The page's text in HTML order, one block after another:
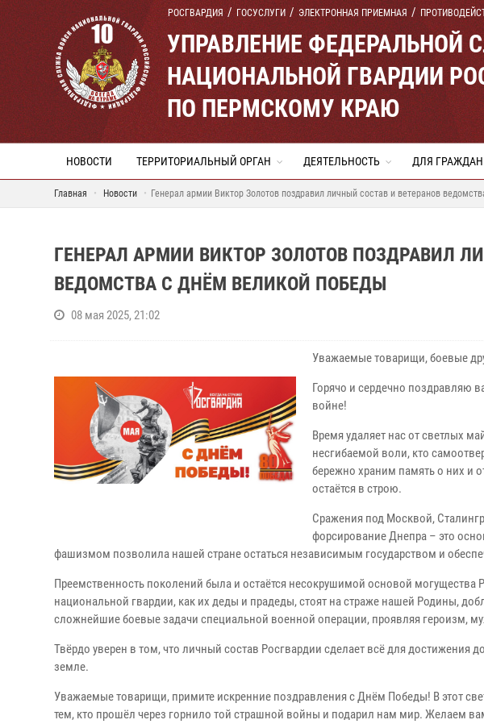
РОСГВАРДИЯ ГОСУСЛУГИ ЭЛЕКТРОННАЯ ПРИЕМНАЯ
УПРАВЛЕНИЕ ФЕДЕРАЛЬНОЙ
НАЦИОНАЛЬНОЙ ГВАРДИИ
ПО ПЕРМСКОМУ КРАЮ
НОВОСТИ ТЕРРИТОРИАЛЬНЫЙ ОРГАН ДЕЯТЕЛЬНОСТЬ ДЛЯ ГРАЖДАН
Главная Новости Генерал армии Виктор Золотов поздравил личный состав и ветеранов
ГЕНЕРАЛ АРМИИ ВИКТОР ЗОЛОТОВ ПОЗДРАВИЛ
ВЕДОМСТВА С ДНЁМ ВЕЛИКОЙ ПОБЕДЫ
08 мая 2025, 21:02
Уважаемые товарищи, боевые
Горячо и сердечно поздравляю
войне!
Время удаляет нас от светлых
несгибаемой воли, кто
бережно храним память о них и
остаётся в строю.
Сражения под Москвой,
форсирование Днепра – это
фашизмом позволила нашей стране остаться независимым государством и
Преемственность поколений была и остаётся несокрушимой основой
национальной гвардии, как их деды и прадеды, стоят на страже нашей Родины,
сложнейшие боевые задачи специальной военной операции, проявляя героизм,
Твёрдо уверен в том, что личный состав Росгвардии сделает всё для достижения
земле.
Уважаемые товарищи, примите искренние поздравления с Днём Победы! В этот
тем, кто прошёл через горнило той страшной войны и подарил нам мир. Желаем